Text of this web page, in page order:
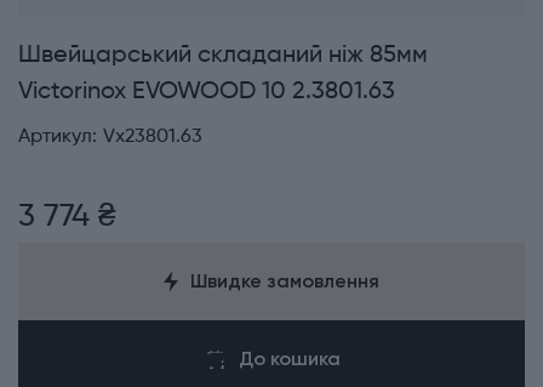
Швейцарський складаний ніж 85мм
Victorinox EVOWOOD 10 2.3801.63
Артикул: Vx23801.63
3 774 ₴
Швидке замовлення
До кошика